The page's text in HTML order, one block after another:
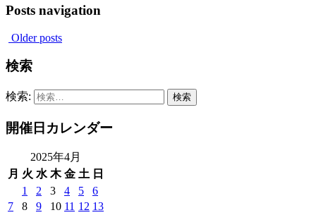
Posts navigation
Older posts
検索
検索:
開催日カレンダー
2025年4月
月 火 水 木 金 土 日
1 2 3 4 5
6
7
8 9 10 11 12 13